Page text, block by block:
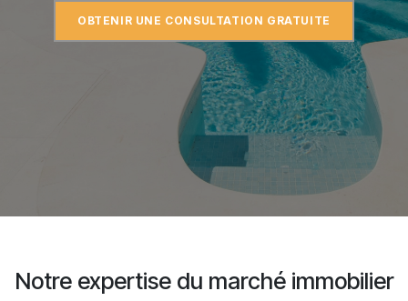
OBTENIR UNE CONSULTATION GRATU​​​​ITE
Notre expertise du marché immobilier